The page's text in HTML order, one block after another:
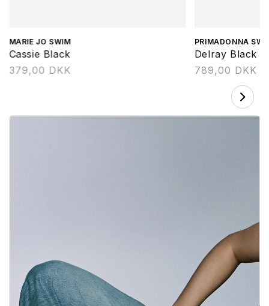
Forhandler:
MARIE JO SWIM
Cassie Black
Normalpris
379,00 DKK
Forhandler:
PRIMADONNA
Delray Black
Normalpris
789,00 DKK